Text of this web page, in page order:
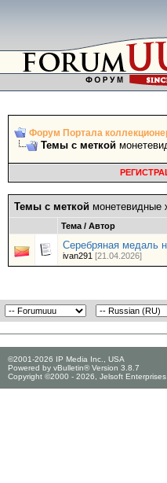
Форум Портала
Темы с меткой
Темы с меткой монетевидные
Тема / Автор
Серебряная медаль
ivan291 [21.04.2026]
©2001-2026 IP Media Inc., USA
Powered by vBulletin® Version 3.8.7
Copyright ©2000 - 2026, Jelsoft